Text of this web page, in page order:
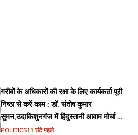
गरीबों के अधिकारों की रक्षा के लिए कार्यकर्ता पूरी
निष्ठा से करें काम : डॉ. संतोष कुमार
सुमन,उदाकिशुनगंज में हिंदुस्तानी आवाम मोर्चा के
गरीब चौपाल में शिक्षा, स्वास्थ्य, रोजगार समेत
POLITICS11 घंटे पहले